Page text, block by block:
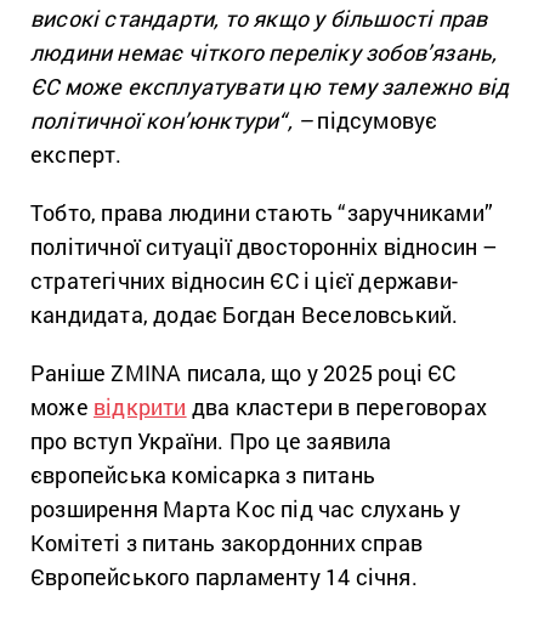
високі стандарти, то якщо у більшості прав
людини немає чіткого переліку зобов’язань,
ЄС може експлуатувати цю тему залежно від
політичної кон’юнктури“, –підсумовує
експерт.
Тобто, права людини стають “заручниками”
політичної ситуації двосторонніх відносин –
стратегічних відносин ЄС і цієї держави-
кандидата, додає Богдан Веселовський.
Раніше ZMINA писала, що у 2025 році ЄС
може відкрити два кластери в переговорах
про вступ України. Про це заявила
європейська комісарка з питань
розширення Марта Кос під час слухань у
Комітеті з питань закордонних справ
Європейського парламенту 14 січня.